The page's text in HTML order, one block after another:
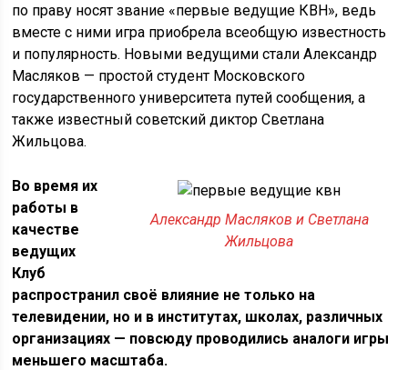
по праву носят звание «первые ведущие КВН», ведь
вместе с ними игра приобрела всеобщую известность
и популярность. Новыми ведущими стали Александр
Масляков — простой студент Московского
государственного университета путей сообщения, а
также известный советский диктор Светлана
Жильцова.
Александр Масляков и Светлана
Жильцова
Во время их
работы в
качестве
ведущих
Клуб
распространил своё влияние не только на
телевидении, но и в институтах, школах, различных
организациях — повсюду проводились аналоги игры
меньшего масштаба.